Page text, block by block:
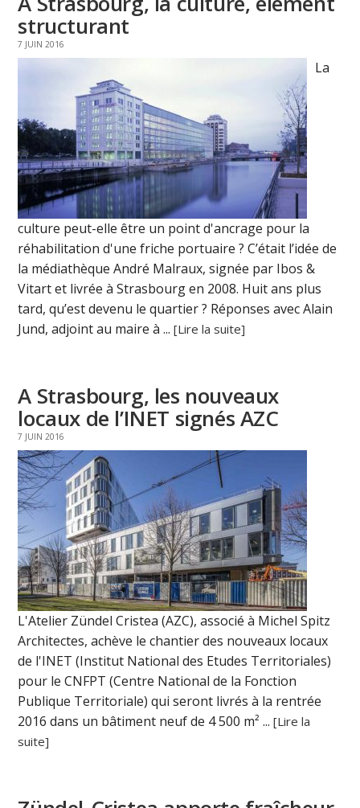
structurant
7 JUIN 2016
La
culture peut-elle être un point d'ancrage pour la
réhabilitation d'une friche portuaire ? C’était l’idée de
la médiathèque André Malraux, signée par Ibos &
Vitart et livrée à Strasbourg en 2008. Huit ans plus
tard, qu’est devenu le quartier ? Réponses avec Alain
Jund, adjoint au maire à ...[Lire la suite]
A Strasbourg, les nouveaux
locaux de l’INET signés AZC
7 JUIN 2016
L'Atelier Zündel Cristea (AZC), associé à Michel Spitz
Architectes, achève le chantier des nouveaux locaux
de l'INET (Institut National des Etudes Territoriales)
pour le CNFPT (Centre National de la Fonction
Publique Territoriale) qui seront livrés à la rentrée
2016 dans un bâtiment neuf de 4 500 m² ...[Lire la
suite]